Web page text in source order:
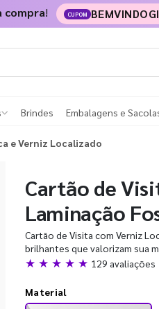
compra! CUPOM
Brindes Embalagens e
e Verniz Localizado
Cartão de
Laminação
Cartão de Visita com Verniz
brilhantes que valorizam sua
★ ★ ★ ★ ★ 129 avaliações
Material